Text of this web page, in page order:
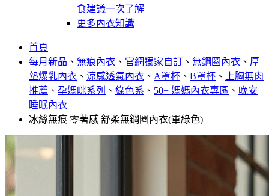
食建議一次了解
更多內衣知識
首頁
每月新品 、 無痕內衣 、 官網獨家自訂 、 無鋼圈內衣 、 厚
墊爆乳內衣 、 涼感透氣內衣 、 A罩杯 、 B罩杯 、
上胸無肉
推薦 、 孕媽咪系列 、 綠色系 、 50+ 媽媽內衣專區 、 晚安
睡眠內衣
冰絲無痕 零著感 舒柔無鋼圈內衣(軍綠色)